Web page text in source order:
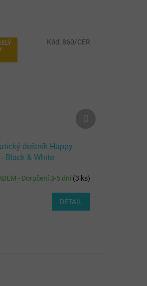
deštník Happy
Black & White
- Doručení 3-5 dní(3 ks)
DETAIL
Kód: 860/CER